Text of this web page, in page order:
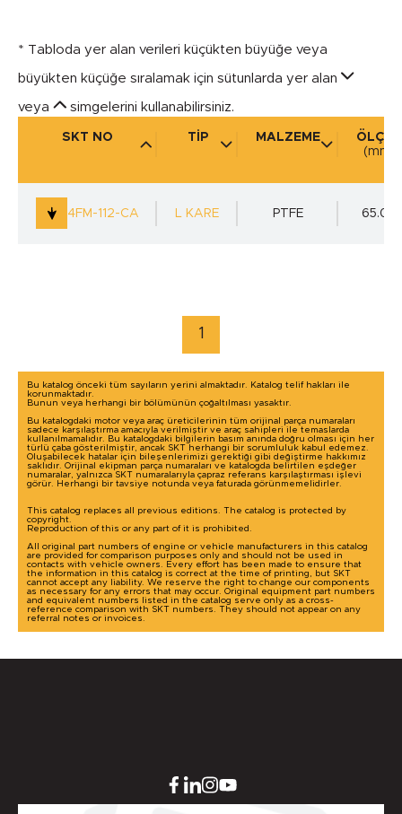
* Tabloda yer alan verileri küçükten büyüğe veya
büyükten küçüğe sıralamak için sütunlarda yer alan
veya simgelerini kullanabilirsiniz.
SKT NO TİP MALZEME
ÖLÇÜ 1
(mm)
4FM-112-CA
L KARE PTFE 65.00
1
Bu katalog önceki tüm sayıların yerini almaktadır. Katalog telif hakları ile
korunmaktadır.
Bunun veya herhangi bir bölümünün çoğaltılması yasaktır.
Bu katalogdaki motor veya araç üreticilerinin tüm orijinal parça numaraları
sadece karşılaştırma amacıyla verilmiştir ve araç sahipleri ile temaslarda
kullanılmamalıdır. Bu katalogdaki bilgilerin basım anında doğru olması için her
türlü çaba gösterilmiştir, ancak SKT herhangi bir sorumluluk kabul edemez.
Oluşabilecek hatalar için bileşenlerimizi gerektiği gibi değiştirme hakkımız
saklıdır. Orijinal ekipman parça numaraları ve katalogda belirtilen eşdeğer
numaralar, yalnızca SKT numaralarıyla çapraz referans karşılaştırması işlevi
görür. Herhangi bir tavsiye notunda veya faturada görünmemelidirler.
This catalog replaces all previous editions. The catalog is protected by
copyright.
Reproduction of this or any part of it is prohibited.
All original part numbers of engine or vehicle manufacturers in this catalog
are provided for comparison purposes only and should not be used in
contacts with vehicle owners. Every effort has been made to ensure that
the information in this catalog is correct at the time of printing, but SKT
cannot accept any liability. We reserve the right to change our components
as necessary for any errors that may occur. Original equipment part numbers
and equivalent numbers listed in the catalog serve only as a cross-
reference comparison with SKT numbers. They should not appear on any
referral notes or invoices.